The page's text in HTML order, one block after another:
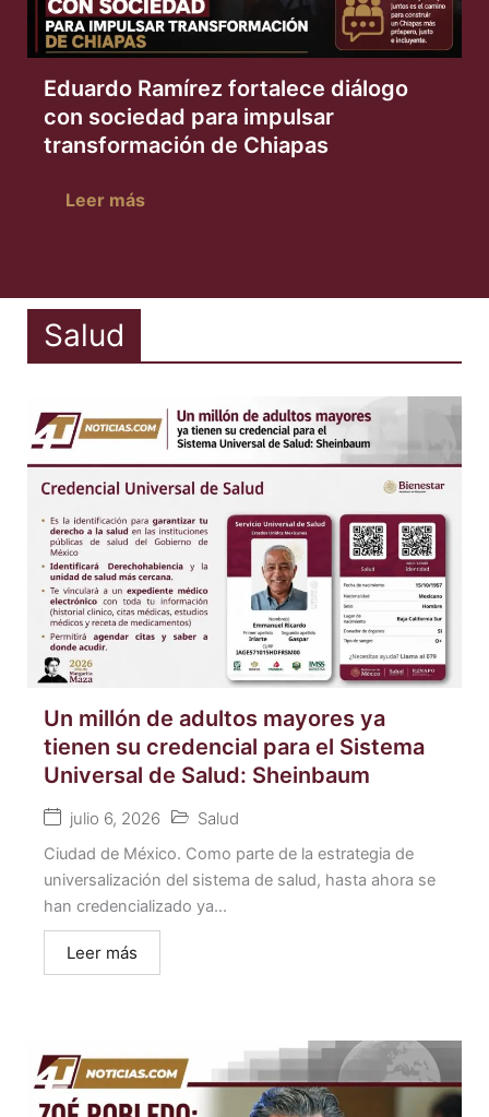
Eduardo Ramírez fortalece diálogo
con sociedad para impulsar
transformación de Chiapas
Leer más
Salud
Un millón de adultos mayores ya
tienen su credencial para el Sistema
Universal de Salud: Sheinbaum
julio 6, 2026 Salud
Ciudad de México. Como parte de la estrategia de
universalización del sistema de salud, hasta ahora se
han credencializado ya...
Leer más